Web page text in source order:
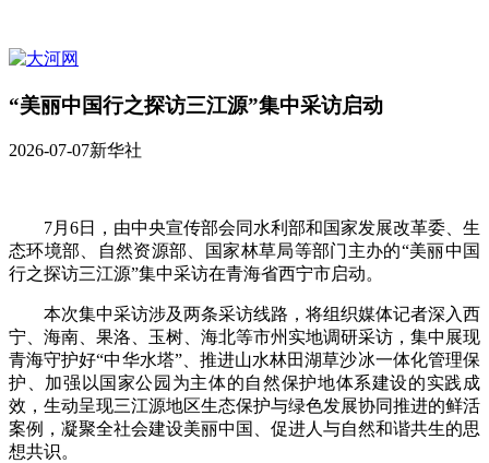
“美丽中国行之探访三江源”集中采访启动
2026-07-07新华社
7月6日，由中央宣传部会同水利部和国家发展改革委、生
态环境部、自然资源部、国家林草局等部门主办的“美丽中国
行之探访三江源”集中采访在青海省西宁市启动。
本次集中采访涉及两条采访线路，将组织媒体记者深入西
宁、海南、果洛、玉树、海北等市州实地调研采访，集中展现
青海守护好“中华水塔”、推进山水林田湖草沙冰一体化管理保
护、加强以国家公园为主体的自然保护地体系建设的实践成
效，生动呈现三江源地区生态保护与绿色发展协同推进的鲜活
案例，凝聚全社会建设美丽中国、促进人与自然和谐共生的思
想共识。